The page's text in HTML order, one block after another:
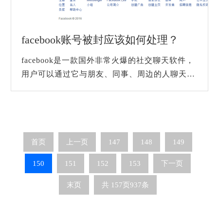
facebook账号被封应该如何处理？
facebook是一款国外非常火爆的社交聊天软件，
用户可以通过它与朋友、同事、周边的人聊天互
首页 上一页 147 148 149
150 151 152 153 下一页
末页 共 157页937条